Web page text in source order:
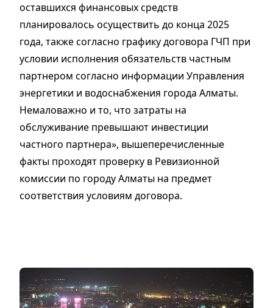
оставшихся финансовых средств
планировалось осуществить до конца 2025
года, также согласно графику договора ГЧП при
условии исполнения обязательств частным
партнером согласно информации Управления
энергетики и водоснабжения города Алматы.
Немаловажно и то, что затраты на
обслуживание превышают инвестиции
частного партнера», вышеперечисленные
факты проходят проверку в Ревизионной
комиссии по городу Алматы на предмет
соответствия условиям договора.